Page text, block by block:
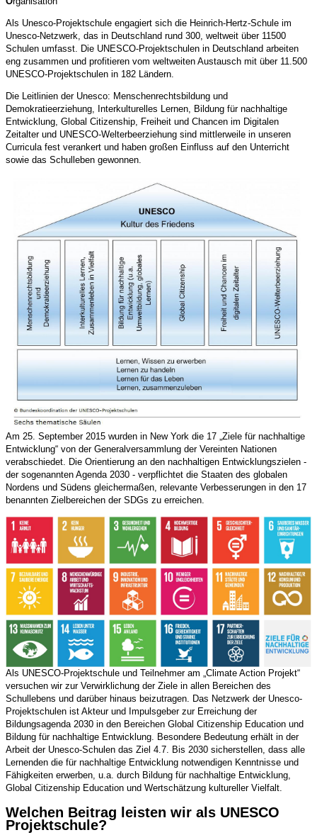
Als Unesco-Projektschule engagiert sich die Heinrich-Hertz-Schule im
Unesco-Netzwerk, das in Deutschland rund 300, weltweit über 11500
Schulen umfasst. Die UNESCO-Projektschulen in Deutschland arbeiten
eng zusammen und profitieren vom weltweiten Austausch mit über 11.500
UNESCO-Projektschulen in 182 Ländern.
Die Leitlinien der Unesco: Menschenrechtsbildung und
Demokratieerziehung, Interkulturelles Lernen, Bildung für nachhaltige
Entwicklung, Global Citizenship, Freiheit und Chancen im Digitalen
Zeitalter und UNESCO-Welterbeerziehung sind mittlerweile in unseren
Curricula fest verankert und haben großen Einfluss auf den Unterricht
sowie das Schulleben gewonnen.
Am 25. September 2015 wurden in New York die 17 „Ziele für nachhaltige
Entwicklung“ von der Generalversammlung der Vereinten Nationen
verabschiedet. Die Orientierung an den nachhaltigen Entwicklungszielen -
der sogenannten Agenda 2030 - verpflichtet die Staaten des globalen
Nordens und Südens gleichermaßen, relevante Verbesserungen in den 17
benannten Zielbereichen der SDGs zu erreichen.
Als UNESCO-Projektschule und Teilnehmer am „Climate Action Projekt“
versuchen wir zur Verwirklichung der Ziele in allen Bereichen des
Schullebens und darüber hinaus beizutragen. Das Netzwerk der Unesco-
Projektschulen ist Akteur und Impulsgeber zur Erreichung der
Bildungsagenda 2030 in den Bereichen Global Citizenship Education und
Bildung für nachhaltige Entwicklung. Besondere Bedeutung erhält in der
Arbeit der Unesco-Schulen das Ziel 4.7. Bis 2030 sicherstellen, dass alle
Lernenden die für nachhaltige Entwicklung notwendigen Kenntnisse und
Fähigkeiten erwerben, u.a. durch Bildung für nachhaltige Entwicklung,
Global Citizenship Education und Wertschätzung kultureller Vielfalt.
Welchen Beitrag leisten wir als UNESCO
Projektschule?